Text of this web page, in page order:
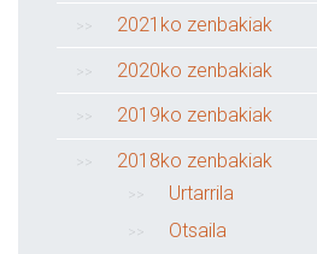
2021ko zenbakiak
2020ko zenbakiak
2019ko zenbakiak
2018ko zenbakiak
Urtarrila
Otsaila